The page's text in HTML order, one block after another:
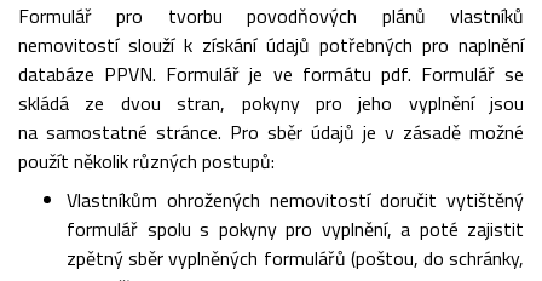
Formulář pro tvorbu povodňových plánů vlastníků
nemovitostí slouží k získání údajů potřebných pro naplnění
databáze PPVN. Formulář je ve formátu pdf. Formulář se
skládá ze dvou stran, pokyny pro jeho vyplnění jsou
na samostatné stránce. Pro sběr údajů je v zásadě možné
použít několik různých postupů:
Vlastníkům ohrožených nemovitostí doručit vytištěný
formulář spolu s pokyny pro vyplnění, a poté zajistit
zpětný sběr vyplněných formulářů (poštou, do schránky,